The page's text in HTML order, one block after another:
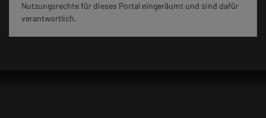
Nutzungsrechte für dieses Portal eingeräumt und sind dafür
verantwortlich.